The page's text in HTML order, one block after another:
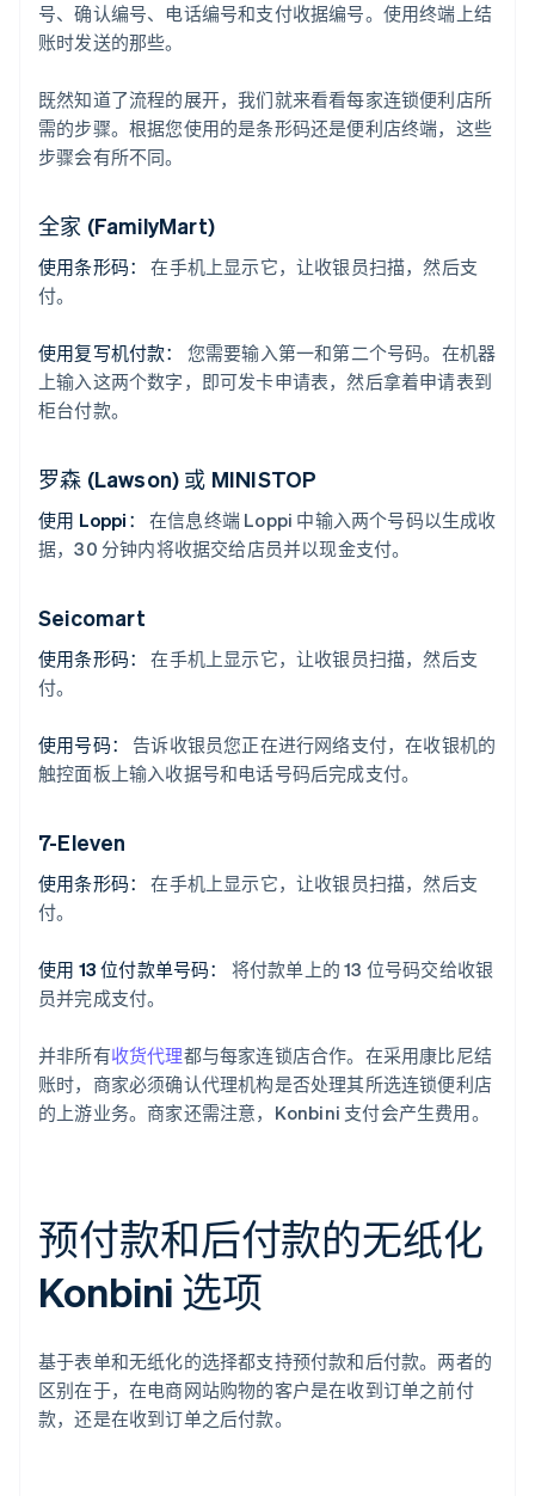
号、确认编号、电话编号和支付收据编号。使用终端上结
账时发送的那些。
既然知道了流程的展开，我们就来看看每家连锁便利店所
需的步骤。根据您使用的是条形码还是便利店终端，这些
步骤会有所不同。
全家 (FamilyMart)
使用条形码：
在手机上显示它，让收银员扫描，然后支
付。
使用复写机付款：
您需要输入第一和第二个号码。在机器
上输入这两个数字，即可发卡申请表，然后拿着申请表到
柜台付款。
罗森 (Lawson) 或 MINISTOP
使用 Loppi：
在信息终端 Loppi 中输入两个号码以生成收
据，30 分钟内将收据交给店员并以现金支付。
Seicomart
使用条形码：
在手机上显示它，让收银员扫描，然后支
付。
使用号码：
告诉收银员您正在进行网络支付，在收银机的
触控面板上输入收据号和电话号码后完成支付。
7-Eleven
使用条形码：
在手机上显示它，让收银员扫描，然后支
付。
使用 13 位付款单号码：
将付款单上的 13 位号码交给收银
员并完成支付。
并非所有收货代理都与每家连锁店合作。在采用康比尼结
账时，商家必须确认代理机构是否处理其所选连锁便利店
的上游业务。商家还需注意，Konbini 支付会产生费用。
预付款和后付款的无纸化
Konbini 选项
基于表单和无纸化的选择都支持预付款和后付款。两者的
区别在于，在电商网站购物的客户是在收到订单之前付
款，还是在收到订单之后付款。